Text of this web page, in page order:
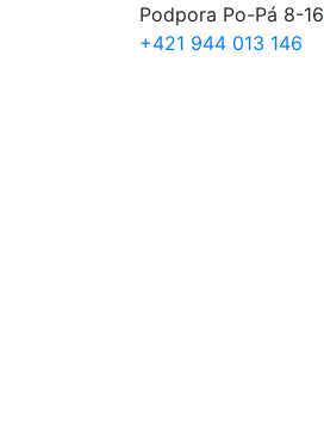
Podpora Po-Pá 8-16
+421 944 013 146